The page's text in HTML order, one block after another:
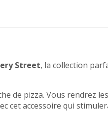
Street, la collection
de pizza. Vous rendrez
cet accessoire qui